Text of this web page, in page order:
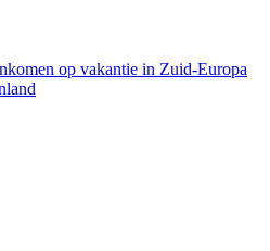
op vakantie in Zuid-Europa